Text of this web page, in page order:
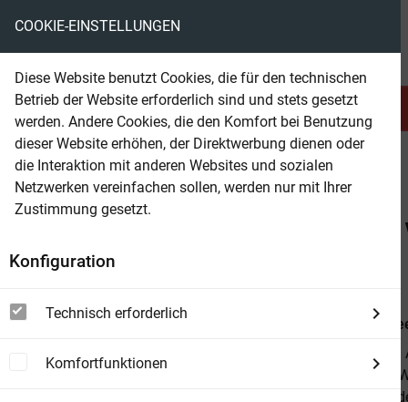
Serien & Abo Belletristik
beam Belletristik Historische Romane
Beam Shop
Die Tochter der Toskana
Historischer Roman
Karin
Italien,
kochen und
Michele
COOKIE-EINSTELLUNGEN
Diese Website benutzt Cookies, die für den technischen
Betrieb der Website erforderlich sind und stets gesetzt
werden. Andere Cookies, die den Komfort bei Benutzung
dieser Website erhöhen, der Direktwerbung dienen oder
die Interaktion mit anderen Websites und sozialen
Netzwerken vereinfachen sollen, werden nur mit Ihrer
Zustimmung gesetzt.
Konfiguration
Technisch erforderlich
Komfortfunktionen